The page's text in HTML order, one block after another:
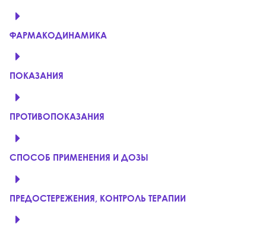
ФАРМАКОДИНАМИКА
ПОКАЗАНИЯ
ПРОТИВОПОКАЗАНИЯ
СПОСОБ ПРИМЕНЕНИЯ И ДОЗЫ
ПРЕДОСТЕРЕЖЕНИЯ, КОНТРОЛЬ ТЕРАПИИ